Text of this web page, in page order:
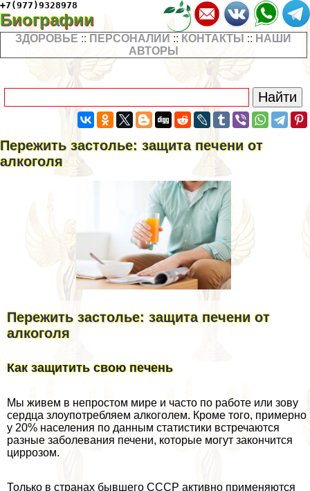
+7(977)9328978
Биографии
ЗДОРОВЬЕ :: ПЕРСОНАЛИИ :: КОНТАКТЫ :: НАШИ
АВТОРЫ
Пережить застолье: защита печени от
алкоголя
Пережить застолье: защита печени от
алкоголя
Как защитить свою печень
Мы живем в непростом мире и часто по работе или зову
сердца злоупотрeбляем алкоголем. Кроме того, примерно
у 20% населения по данным статистики встречаются
разные заболевания печени, которые могут закончится
циррозом.
Только в странах бывшего СССР активно применяются